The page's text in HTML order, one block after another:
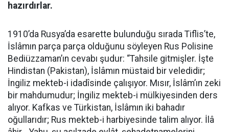
hazırdırlar.
1910’da Rusya’da esarette bulunduğu sırada Tiflis’te,
İslâmın parça parça olduğunu söyleyen Rus Polisine
Bediüzzaman’ın cevabı şudur: “Tahsile gitmişler. İşte
Hindistan (Pakistan), İslâmın müstaid bir veledidir;
İngiliz mekteb-i idadîsinde çalışıyor. Mısır, İslâm’ın zeki
bir mahdumudur; İngiliz mekteb-i mülkiyesinden ders
alıyor. Kafkas ve Türkistan, İslâmın iki bahadır
oğullarıdır; Rus mekteb-i harbiyesinde talim alıyor. İlâ